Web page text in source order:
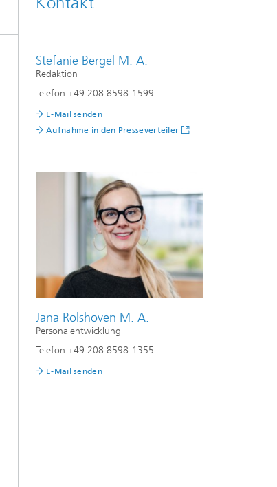
Stefanie Bergel M. A.
Redaktion
Telefon +49 208 8598-1599
E-Mail senden
Aufnahme in den Presseverteiler
Jana Rolshoven M. A.
Personalentwicklung
Telefon +49 208 8598-1355
E-Mail senden